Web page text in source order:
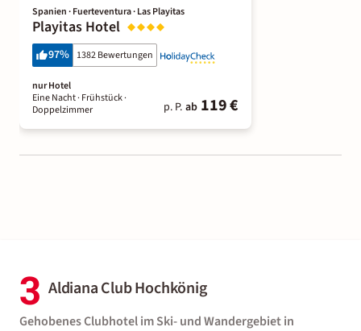
Spanien · Fuerteventura · Las Playitas
Playitas Hotel
97% 1382 Bewertungen
nur Hotel
Eine Nacht· Frühstück·
Doppelzimmer
p. P. ab 119 €
3 Aldiana Club Hochkönig
Gehobenes Clubhotel im Ski- und Wandergebiet in